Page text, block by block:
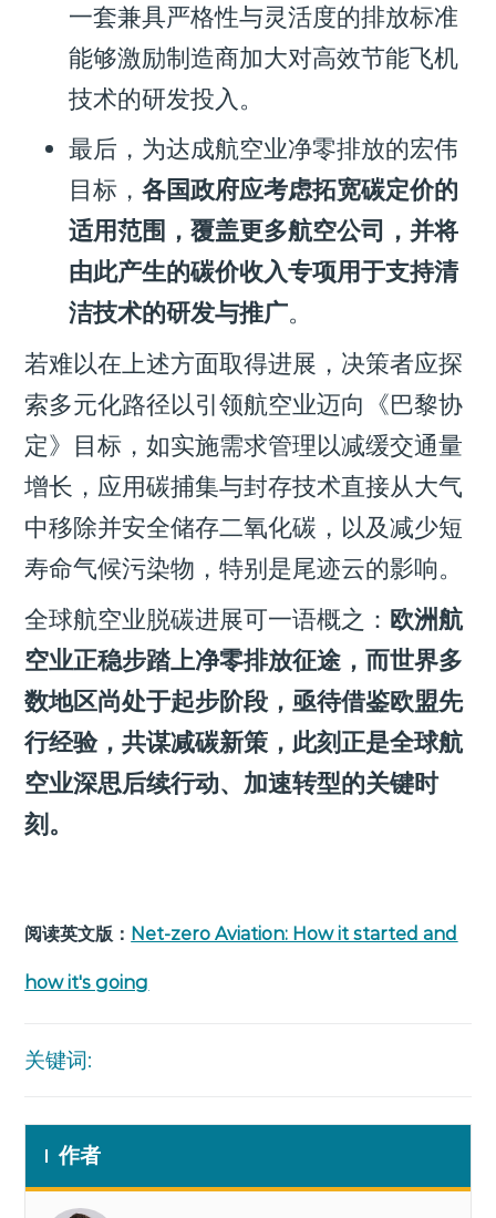
一套兼具严格性与灵活度的排放标准
能够激励制造商加大对高效节能飞机
技术的研发投入。
最后，为达成航空业净零排放的宏伟
目标，各国政府应考虑拓宽碳定价的
适用范围，覆盖更多航空公司，并将
由此产生的碳价收入专项用于支持清
洁技术的研发与推广。
若难以在上述方面取得进展，决策者应探
索多元化路径以引领航空业迈向《巴黎协
定》目标，如实施需求管理以减缓交通量
增长，应用碳捕集与封存技术直接从大气
中移除并安全储存二氧化碳，以及减少短
寿命气候污染物，特别是尾迹云的影响。
全球航空业脱碳进展可一语概之： 欧洲航
空业正稳步踏上净零排放征途，而世界多
数地区尚处于起步阶段，亟待借鉴欧盟先
行经验，共谋减碳新策，此刻正是全球航
空业深思后续行动、加速转型的关键时
刻。
阅读英文版： Net-zero Aviation: How it started and
how it's going
关键词:
作者